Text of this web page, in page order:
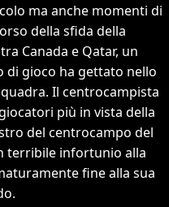
ma anche momenti di
della sfida della
Canada e Qatar, un
di gioco ha gettato nello
Il centrocampista
più in vista della
del centrocampo del
terribile infortunio alla
fine alla sua